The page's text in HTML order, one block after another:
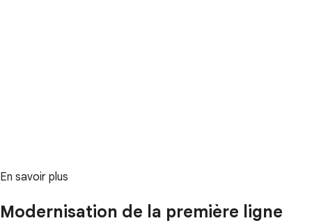
En savoir plus
Modernisation de la première ligne